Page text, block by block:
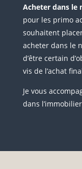
Acheter dans le
pour les primo
souhaitent
acheter dans le
d’être certain
vis de l’achat
Je vous
dans